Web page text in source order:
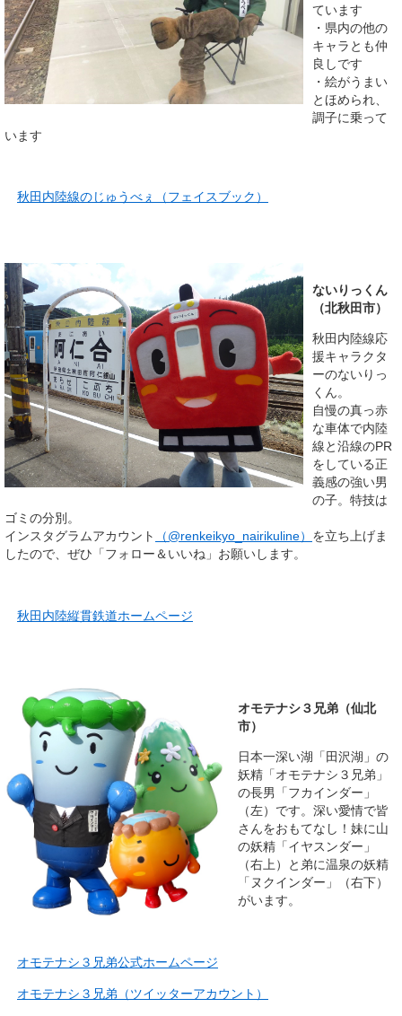
ています
・県内の他の
キャラとも仲
良しです
・絵がうまい
とほめられ、
調子に乗って
います
秋田内陸線のじゅうべぇ（フェイスブック）
ないりっくん
（北秋田市）
秋田内陸線応
援キャラクタ
ーのないりっ
くん。
自慢の真っ赤
な車体で内陸
線と沿線のPR
をしている正
義感の強い男
の子。特技は
ゴミの分別。
インスタグラムアカウント
（@renkeikyo_nairikuline） を立ち上げま
したので、ぜひ「フォロー＆いいね」お願いします。
秋田内陸縦貫鉄道ホームページ
オモテナシ３兄弟（仙北
市）
日本一深い湖「田沢湖」の
妖精「オモテナシ３兄弟」
の長男「フカインダー」
（左）です。深い愛情で皆
さんをおもてなし！妹に山
の妖精「イヤスンダー」
（右上）と弟に温泉の妖精
「ヌクインダー」（右下）
がいます。
オモテナシ３兄弟公式ホームページ
オモテナシ３兄弟（ツイッターアカウント）